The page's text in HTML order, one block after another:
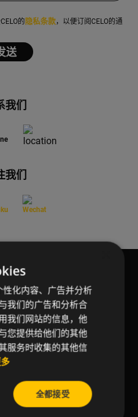
的 隐私条款，以便订阅CELO的通
我们
我们
技术与创新
质量标准
设计指导
质量认证
技术清洁
化内容、广告并分析
我们的广告和分析合
我们网站的信息，他
您提供给他们的其他
服务时收集的其他信
全都接受